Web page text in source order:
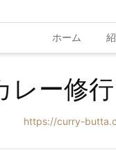
ホーム
レー修行
https://curry-